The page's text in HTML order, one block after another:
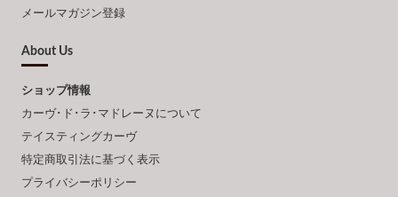
メールマガジン登録
About Us
ショップ情報
カーヴ･ド･ラ･マドレーヌについて
テイスティングカーヴ
特定商取引法に基づく表示
プライバシーポリシー